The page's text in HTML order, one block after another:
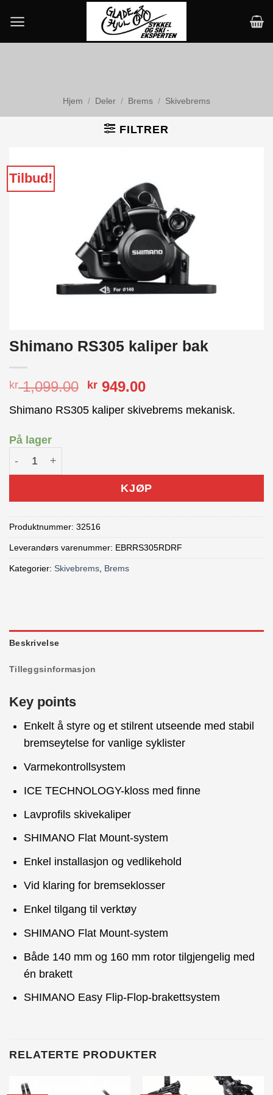
content
Hjem / Deler / Brems / Skivebrems
FILTRER
Tilbud!
Shimano RS305 kaliper bak
kr1,099.00 Opprinnelig
var:
kr 949.00Nåværende
er:
Shimano RS305 kaliper skivebrems mekanisk.
På lager
Shimano RS305 kaliper bak antall
KJØP
Produktnummer: 32516
Leverandørs varenummer: EBRRS305RDRF
Kategorier: Skivebrems Brems
Beskrivelse
Tilleggsinformasjon
Key points
Enkelt å styre og et stilrent utseende med stabil
bremseytelse for vanlige syklister
Varmekontrollsystem
ICE TECHNOLOGY-kloss med finne
Lavprofils skivekaliper
SHIMANO Flat Mount-system
Enkel installasjon og vedlikehold
Vid klaring for bremseklosser
Enkel tilgang til verktøy
SHIMANO Flat Mount-system
Både 140 mm og 160 mm rotor tilgjengelig med
én brakett
SHIMANO Easy Flip-Flop-brakettsystem
RELATERTE PRODUKTER